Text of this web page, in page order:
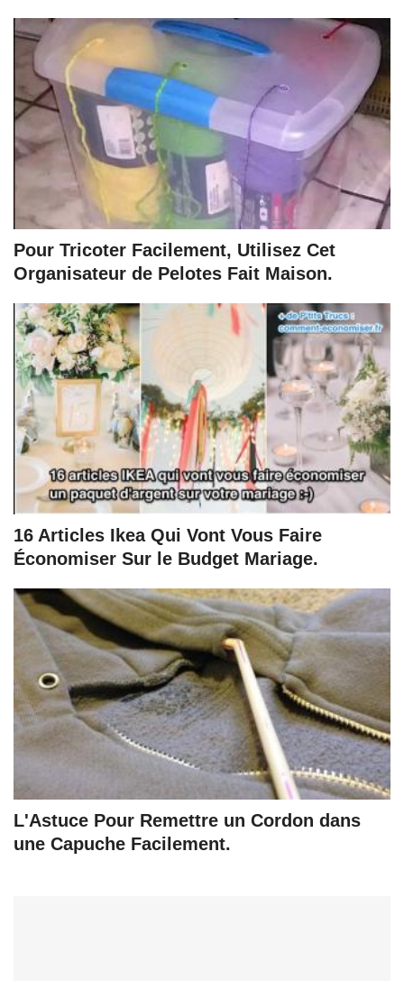
Pour Tricoter Facilement, Utilisez Cet
Organisateur de Pelotes Fait Maison.
16 Articles Ikea Qui Vont Vous Faire
Économiser Sur le Budget Mariage.
L'Astuce Pour Remettre un Cordon dans
une Capuche Facilement.